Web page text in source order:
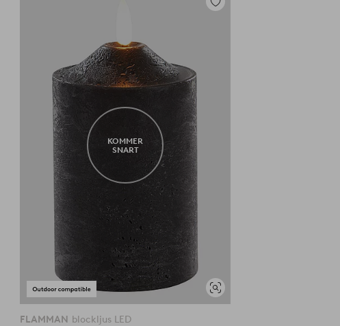
KOMMER
SNART
Visa
liknande
Lägg
FLAMMAN blockljus LED